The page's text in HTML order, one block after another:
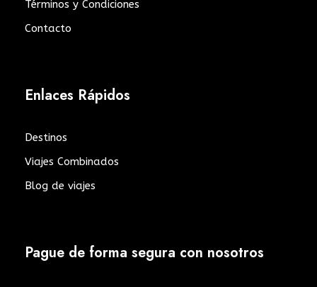
Términos y Condiciones
Contacto
Enlaces Rápidos
Destinos
Viajes Combinados
Blog de viajes
Pague de forma segura con nosotros